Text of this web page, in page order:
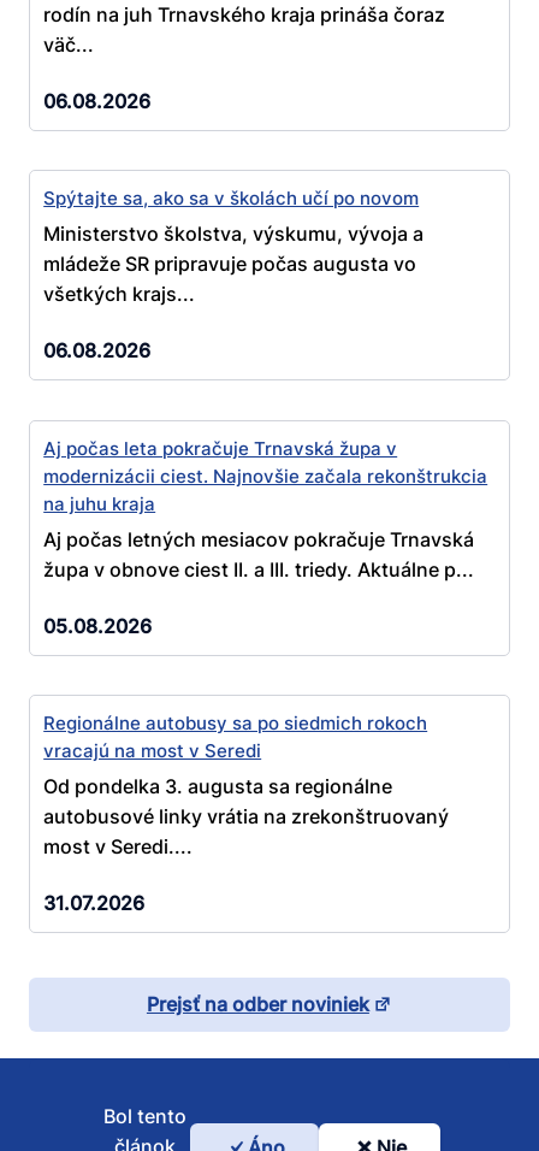
rodín na juh Trnavského kraja prináša čoraz
väč...
06.08.2026
Spýtajte sa, ako sa v školách učí po novom
Ministerstvo školstva, výskumu, vývoja a
mládeže SR pripravuje počas augusta vo
všetkých krajs...
06.08.2026
Aj počas leta pokračuje Trnavská župa v
modernizácii ciest. Najnovšie začala rekonštrukcia
na juhu kraja
Aj počas letných mesiacov pokračuje Trnavská
župa v obnove ciest II. a III. triedy. Aktuálne p...
05.08.2026
Regionálne autobusy sa po siedmich rokoch
vracajú na most v Seredi
Od pondelka 3. augusta sa regionálne
autobusové linky vrátia na zrekonštruovaný
most v Seredi....
31.07.2026
Prejsť na odber noviniek
Bol tento